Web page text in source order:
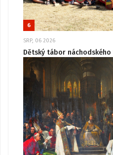
6
SRP, 06 2026
Dětský tábor